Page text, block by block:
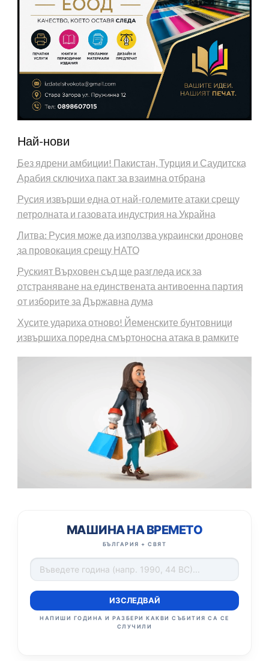
Най-нови
Без ядрени амбиции! Пакистан, Турция и Саудитска
Арабия сключиха пакт за взаимна отбрана
Русия извърши една от най-големите атаки срещу
петролната и газовата индустрия на Украйна
Литва: Русия може да използва украински дронове
за провокация срещу НАТО
Руският Върховен съд ще разгледа иск за
отстраняване на единствената антивоенна партия
от изборите за Държавна дума
Хусите удариха отново! Йеменските бунтовници
извършиха поредна смъртоносна атака в рамките
МАШИНА НА ВРЕМЕТО
БЪЛГАРИЯ + СВЯТ
ИЗСЛЕДВАЙ
НАПИШИ ГОДИНА И РАЗБЕРИ КАКВИ СЪБИТИЯ СА СЕ
СЛУЧИЛИ